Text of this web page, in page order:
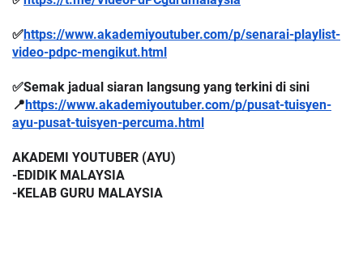
✅https://www.akademiyoutuber.com/p/senarai-playlist-
video-pdpc-mengikut.html
✅Semak jadual siaran langsung yang terkini di sini
📍 https://www.akademiyoutuber.com/p/pusat-tuisyen-
ayu-pusat-tuisyen-percuma.html
AKADEMI YOUTUBER (AYU)
-EDIDIK MALAYSIA
-KELAB GURU MALAYSIA